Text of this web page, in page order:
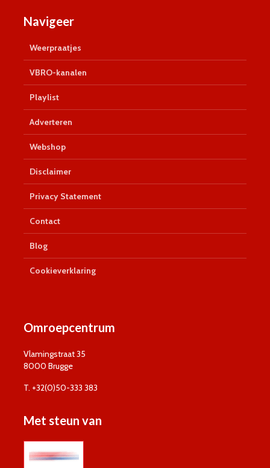
Navigeer
Weerpraatjes
VBRO-kanalen
Playlist
Adverteren
Webshop
Disclaimer
Privacy Statement
Contact
Blog
Cookieverklaring
Omroepcentrum
Vlamingstraat 35
8000 Brugge
T. +32(0)50-333 383
Met steun van